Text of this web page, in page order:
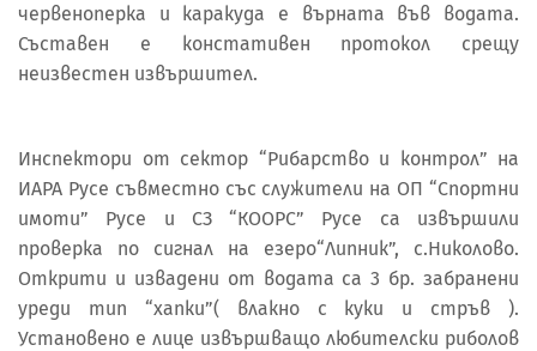
червеноперка и каракуда е върната във водата.
Съставен е констативен протокол срещу
неизвестен извършител.
Инспектори от сектор “Рибарство и контрол” на
ИАРА Русе съвместно със служители на ОП “Спортни
имоти” Русе и СЗ “КООРС” Русе са извършили
проверка по сигнал на езеро“Липник”, с.Николово.
Открити и извадени от водата са 3 бр. забранени
уреди тип “хапки”( влакно с куки и стръв ).
Установено е лице извършващо любителски риболов